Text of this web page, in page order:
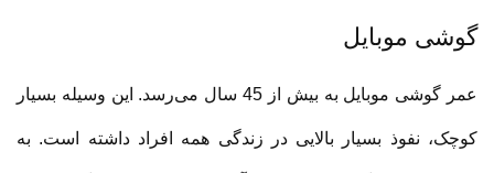
گوشی موبایل
عمر گوشی موبایل به بیش از 45 سال می‌رسد. این وسیله بسیار
کوچک، نفوذ بسیار بالایی در زندگی همه افراد داشته است. به